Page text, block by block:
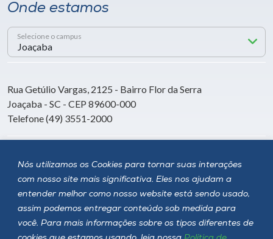
Nós utilizamos os Cookies para tornar suas interações
com nosso site mais significativa. Eles nos ajudam a
entender melhor como nosso website está sendo usado,
assim podemos entregar conteúdo sob medida para
você. Para mais informações sobre os tipos diferentes de
Onde estamos
Selecione o campus
Rua Getúlio Vargas, 2125 - Bairro Flor da Serra
Joaçaba - SC - CEP 89600-000
Telefone (49) 3551-2000
Siga a Unoesc